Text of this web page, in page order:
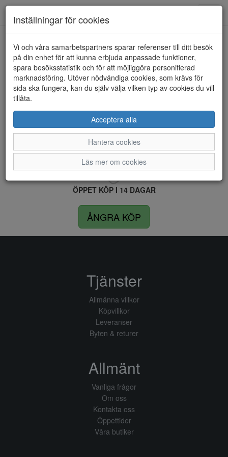
HEM RIEKER
Kunde inte hitta några artiklar...
LEVERANS INOM 4 DAGAR INOM SVERIGE
FRI FRAKT VID KÖP ÖVER 1.500 KR
ÖPPET KÖP I 14 DAGAR
ÅNGRA KÖP
Inställningar för cookies
Vi och våra samarbetspartners sparar referenser till ditt besök
på din enhet för att kunna erbjuda anpassade funktioner,
spara besöksstatistik och för att möjliggöra personifierad
marknadsföring. Utöver nödvändiga cookies, som krävs för
sida ska fungera, kan du själv välja vilken typ av cookies du vill
tillåta.
Acceptera alla
Hantera cookies
Läs mer om cookies
Tjänster
Allmänna villkor
Köpvillkor
Leveranser
Byten & returer
Allmänt
Vanliga frågor
Om oss
Kontakta oss
Öppettider
Våra butiker